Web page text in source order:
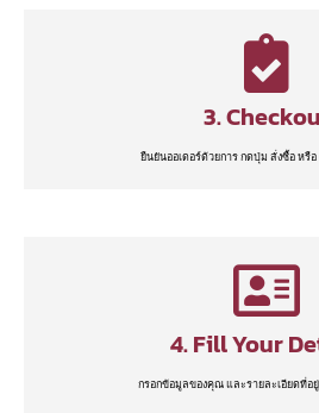
3.
ยืนยันออเดอร์ด้วยการ กดปุ่ม สั่งซื้อ หรื
4. Fill Your
กรอกข้อมูลของคุณ และรายละเอียดที่อ